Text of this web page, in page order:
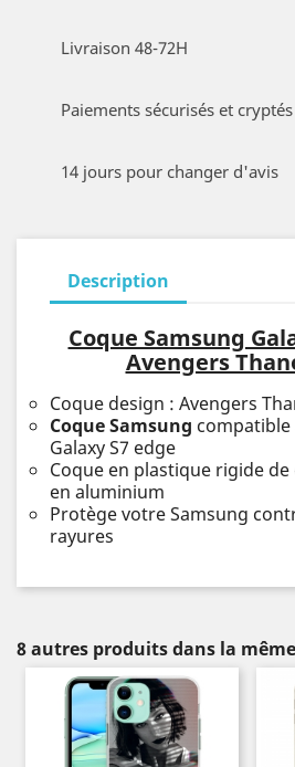
Livraison 48-72H
Paiements sécurisés et cryptés
14 jours pour changer d'avis
Description
Coque Samsung
Avengers
Coque design : Avengers
Coque Samsung compatible
Galaxy S7 edge
Coque en plastique rigide
en aluminium
Protège votre Samsung
rayures
8 autres produits dans la